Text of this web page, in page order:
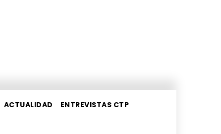
ACTUALIDAD ENTREVISTAS CTP